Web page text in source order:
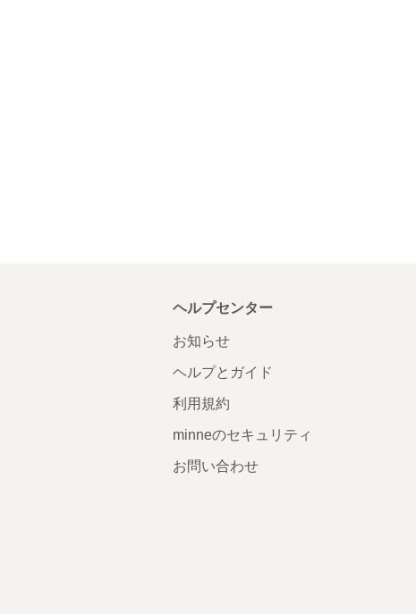
ヘルプセンター
お知らせ
ヘルプとガイド
利用規約
minneのセキュリティ
お問い合わせ